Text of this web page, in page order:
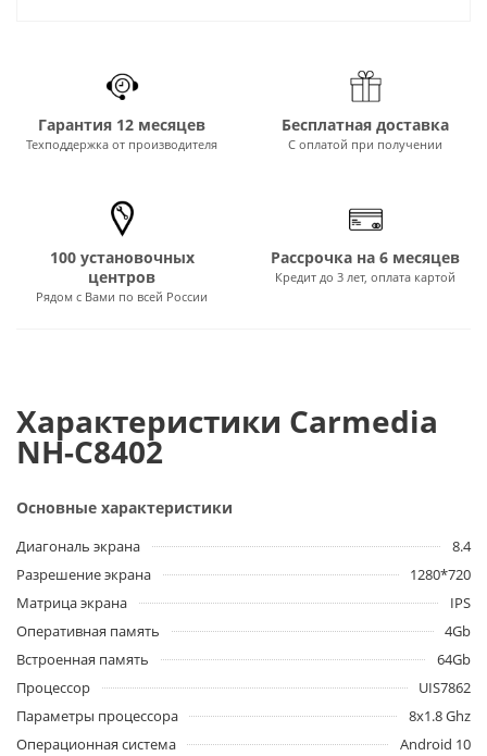
Гарантия 12 месяцев
Техподдержка от производителя
Бесплатная доставка
С оплатой при получении
100 установочных
центров
Рядом с Вами по всей России
Рассрочка на 6 месяцев
Кредит до 3 лет, оплата картой
Характеристики Carmedia
NH-C8402
Основные характеристики
Диагональ экрана
8.4
Разрешение экрана
1280*720
Матрица экрана
IPS
Оперативная память
4Gb
Встроенная память
64Gb
Процессор
UIS7862
Параметры процессора
8x1.8 Ghz
Операционная система
Android 10